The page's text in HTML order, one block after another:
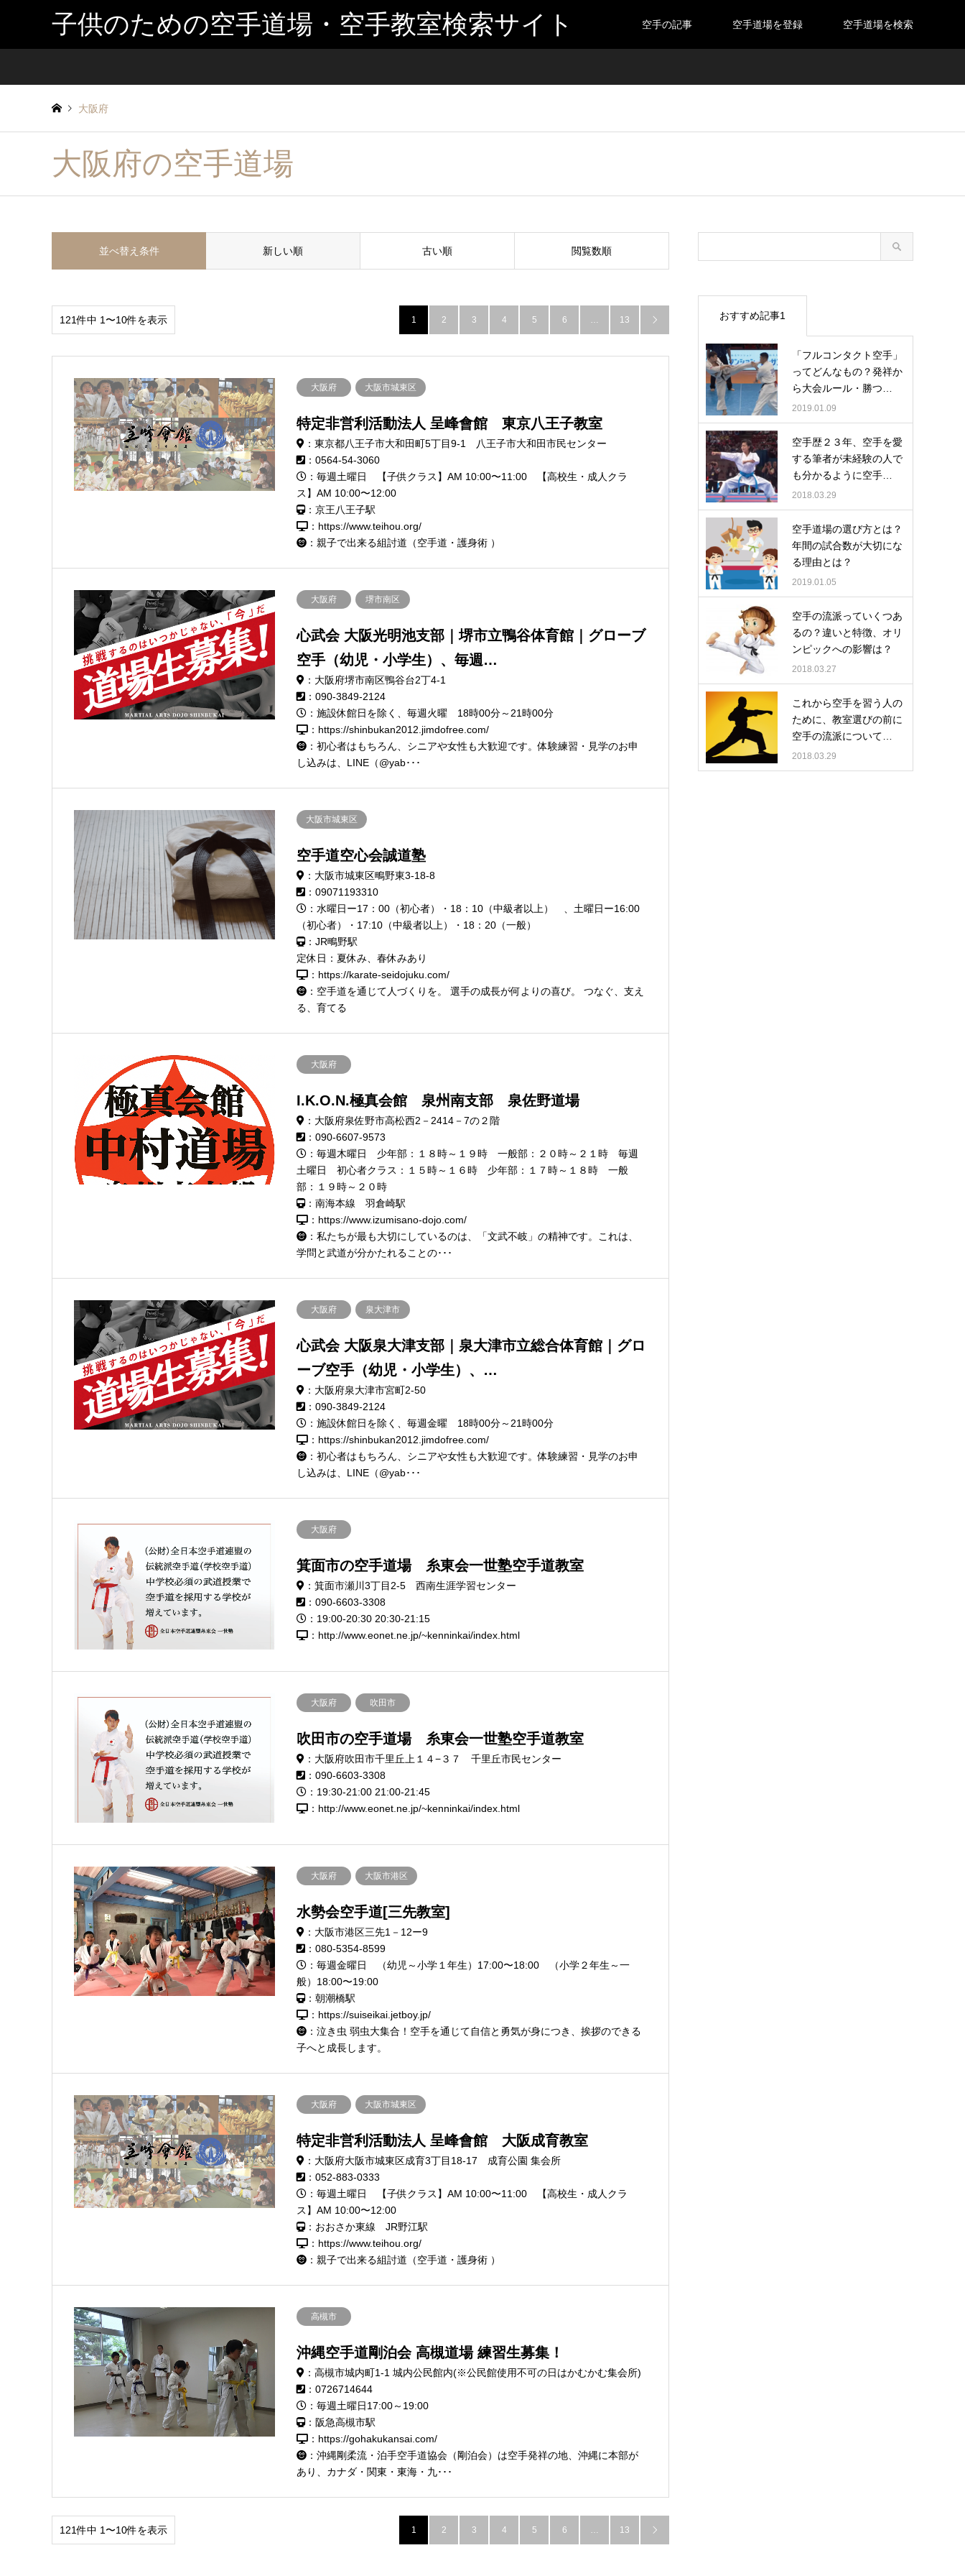
子供のための空手道場・空手教室検索サイト 空手の記事 空手道場を登録 空手道場を検索
大阪府
大阪府の空手道場
並べ替え条件 新しい順 古い順 閲覧数順
121件中 1〜10件を表示 1 2 3 4 5 6 … 13 
大阪府 大阪市城東区
特定非営利活動法人 呈峰會館 東京八王子教室
：東京都八王子市大和田町5丁目9-1 八王子市大和田市民センター
：0564-54-3060
：毎週土曜日 【子供クラス】AM 10:00〜11:00 【高校生・成人クラ
ス】AM 10:00〜12:00
：京王八王子駅
：https://www.teihou.org/
：親子で出来る組討道（空手道・護身術 ）
大阪府 堺市南区
心武会 大阪光明池支部｜堺市立鴨谷体育館｜グローブ
空手（幼児・小学生）、毎週…
：大阪府堺市南区鴨谷台2丁4-1
：090-3849-2124
：施設休館日を除く、毎週火曜 18時00分～21時00分
：https://shinbukan2012.jimdofree.com/
：初心者はもちろん、シニアや女性も大歓迎です。体験練習・見学のお申
し込みは、LINE（@yab･･･
大阪市城東区
空手道空心会誠道塾
：大阪市城東区鴫野東3-18-8
：09071193310
：水曜日ー17：00（初心者）・18：10（中級者以上） 、土曜日ー16:00
（初心者）・17:10（中級者以上）・18：20（一般）
：JR鴫野駅
定休日：夏休み、春休みあり
：https://karate-seidojuku.com/
： 空手道を通じて人づくりを。 選手の成長が何よりの喜び。 つなぐ、支え
る、育てる
大阪府
I.K.O.N.極真会館 泉州南支部 泉佐野道場
：大阪府泉佐野市高松西2－2414－7の２階
：090-6607-9573
：毎週木曜日 少年部：１８時～１９時 一般部：２０時～２１時 毎週
土曜日 初心者クラス：１５時～１６時 少年部：１７時～１８時 一般
部：１９時～２０時
：南海本線 羽倉崎駅
：https://www.izumisano-dojo.com/
：私たちが最も大切にしているのは、「文武不岐」の精神です。これは、
学問と武道が分かたれることの･･･
大阪府 泉大津市
心武会 大阪泉大津支部｜泉大津市立総合体育館｜グロ
ーブ空手（幼児・小学生）、…
：大阪府泉大津市宮町2-50
：090-3849-2124
：施設休館日を除く、毎週金曜 18時00分～21時00分
：https://shinbukan2012.jimdofree.com/
：初心者はもちろん、シニアや女性も大歓迎です。体験練習・見学のお申
し込みは、LINE（@yab･･･
大阪府
箕面市の空手道場 糸東会一世塾空手道教室
：箕面市瀬川3丁目2-5 西南生涯学習センター
：090-6603-3308
：19:00-20:30 20:30-21:15
：http://www.eonet.ne.jp/~kenninkai/index.html
大阪府 吹田市
吹田市の空手道場 糸東会一世塾空手道教室
：大阪府吹田市千里丘上１４−３７ 千里丘市民センター
：090-6603-3308
：19:30-21:00 21:00-21:45
：http://www.eonet.ne.jp/~kenninkai/index.html
大阪府 大阪市港区
水勢会空手道[三先教室]
：大阪市港区三先1－12ー9
：080-5354-8599
：毎週金曜日 （幼児～小学１年生）17:00〜18:00 （小学２年生～一
般）18:00〜19:00
：朝潮橋駅
：https://suiseikai.jetboy.jp/
：泣き虫 弱虫大集合！空手を通じて自信と勇気が身につき、挨拶のできる
子へと成長します。
大阪府 大阪市城東区
特定非営利活動法人 呈峰會館 大阪成育教室
：大阪府大阪市城東区成育3丁目18-17 成育公園 集会所
：052-883-0333
：毎週土曜日 【子供クラス】AM 10:00〜11:00 【高校生・成人クラ
ス】AM 10:00〜12:00
：おおさか東線 JR野江駅
：https://www.teihou.org/
：親子で出来る組討道（空手道・護身術 ）
高槻市
沖縄空手道剛泊会 高槻道場 練習生募集！
：高槻市城内町1-1 城内公民館内(※公民館使用不可の日はかむかむ集会所)
：0726714644
：毎週土曜日17:00～19:00
：阪急高槻市駅
：https://gohakukansai.com/
：沖縄剛柔流・泊手空手道協会（剛泊会）は空手発祥の地、沖縄に本部が
あり、カナダ・関東・東海・九･･･
121件中 1〜10件を表示 1 2 3 4 5 6 … 13 
おすすめ記事1
「フルコンタクト空手」
ってどんなもの？発祥か
ら大会ルール・勝つ…
2019.01.09
空手歴２３年、空手を愛
する筆者が未経験の人で
も分かるように空手…
2018.03.29
空手道場の選び方とは？
年間の試合数が大切にな
る理由とは？
2019.01.05
空手の流派っていくつあ
るの？違いと特徴、オリ
ンピックへの影響は？
2018.03.27
これから空手を習う人の
ために、教室選びの前に
空手の流派について…
2018.03.29